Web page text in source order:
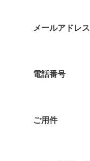
メールアドレス
電話番号
ご用件